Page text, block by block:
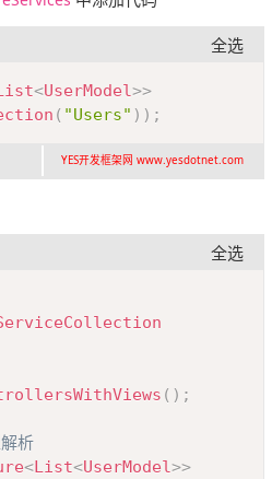
全选
<UserModel>>
( "Users" ) ) ;
YES开发框架网 www.yesdotnet.com
全选
( ) ;
析
<List<UserModel>>